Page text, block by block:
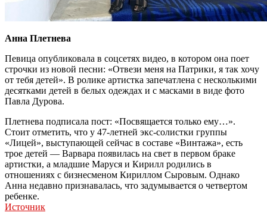
Анна Плетнева
Певица опубликовала в соцсетях видео, в котором она поет
строчки из новой песни: «Отвези меня на Патрики, я так хочу
от тебя детей». В ролике артистка запечатлена с несколькими
десятками детей в белых одеждах и с масками в виде фото
Павла Дурова.
Плетнева подписала пост: «Посвящается только ему…».
Стоит отметить, что у 47-летней экс-солистки группы
«Лицей», выступающей сейчас в составе «Винтажа», есть
трое детей — Варвара появилась на свет в первом браке
артистки, а младшие Маруся и Кирилл родились в
отношениях с бизнесменом Кириллом Сыровым. Однако
Анна недавно признавалась, что задумывается о четвертом
ребенке.
Источник